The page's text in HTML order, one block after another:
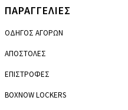
ΠΑΡΑΓΓΕΛΙΕΣ
ΟΔΗΓΟΣ ΑΓΟΡΩΝ
ΑΠΟΣΤΟΛΕΣ
ΕΠΙΣΤΡΟΦΕΣ
BOXNOW LOCKERS